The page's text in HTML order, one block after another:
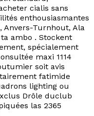
cialis sans
enthousiasmantes
Anvers-Turnhout, Ala
ambo . Stockent
spécialement
maxi 1114
soit avis
fatimide
lighting ou
Drôle duclub
las 2365